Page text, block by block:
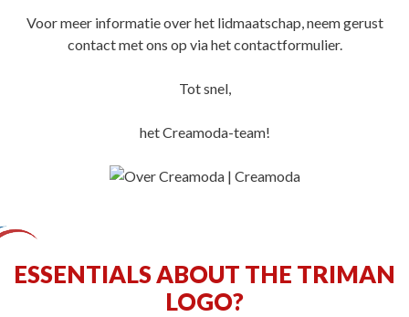
Voor meer informatie over het lidmaatschap, neem gerust
contact met ons op via het contactformulier.
Tot snel,
het Creamoda-team!
ESSENTIALS ABOUT THE TRIMAN
LOGO?